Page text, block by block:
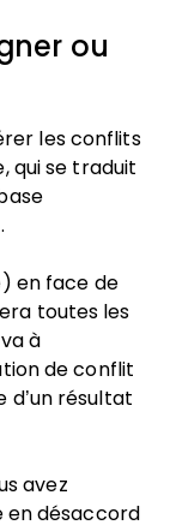
ou
les conflits
qui se traduit
en face de
toutes les
à
de conflit
d’un résultat
avez
en désaccord